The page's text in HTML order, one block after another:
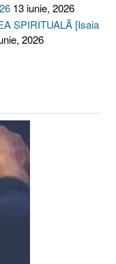
13 iunie, 2026
SPIRITUALĂ [Isaia
2026